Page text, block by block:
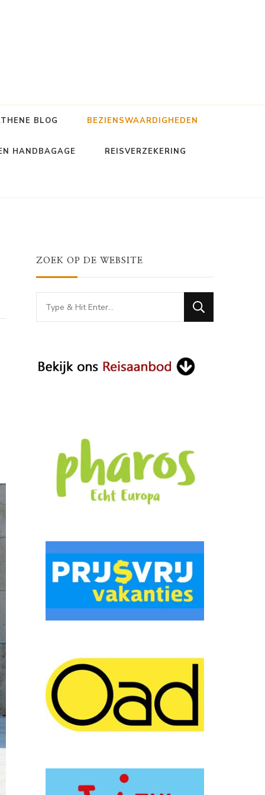
BLOG BEZIENSWAARDIGHEDEN
HANDBAGAGE REISVERZEKERING
ZOEK OP DE WEBSITE
Looking
for